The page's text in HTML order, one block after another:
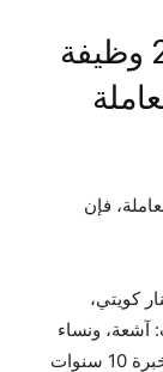
التخصصات المطلوبة لـ 244 وظيفة
فإن
يتراوح من 1200 إلى 3500 دينار كويتي،
ونساء
وولادة، وتجميل وجلدية، وقلب، وتخدير. شرط الخبرة 10 سنوات